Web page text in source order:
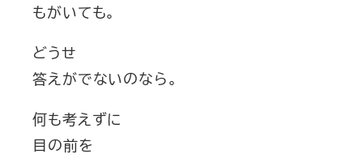
もがいても。
どうせ
答えがでないのなら。
何も考えずに
目の前を